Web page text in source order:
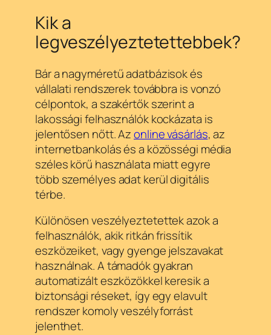
Kik a
legveszélyeztetettebbek?
Bár a nagyméretű adatbázisok és
vállalati rendszerek továbbra is vonzó
célpontok, a szakértők szerint a
lakossági felhasználók kockázata is
jelentősen nőtt. Azonline vásárlás, az
internetbankolás és a közösségi média
széles körű használata miatt egyre
több személyes adat kerül digitális
térbe.
Különösen veszélyeztetettek azok a
felhasználók, akik ritkán frissítik
eszközeiket, vagy gyenge jelszavakat
használnak. A támadók gyakran
automatizált eszközökkel keresik a
biztonsági réseket, így egy elavult
rendszer komoly veszélyforrást
jelenthet.